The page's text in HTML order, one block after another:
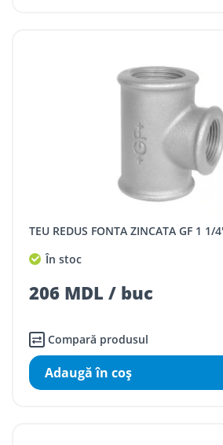
TEU REDUS FONTA ZINCATA GF 1
În stoc
206 MDL / buc
Compară produsul
Adaugă în coş